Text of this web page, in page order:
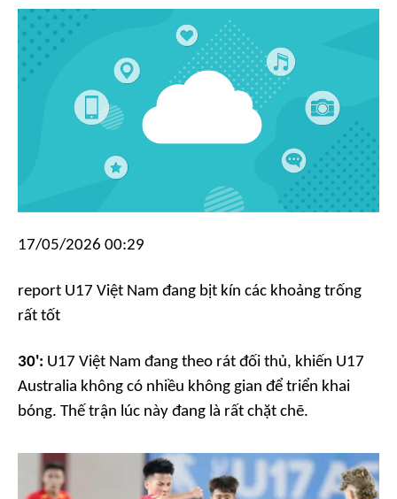
17/05/2026 00:29
report U17 Việt Nam đang bịt kín các khoảng trống
rất tốt
30': U17 Việt Nam đang theo rát đối thủ, khiến U17
Australia không có nhiều không gian để triển khai
bóng. Thế trận lúc này đang là rất chặt chẽ.